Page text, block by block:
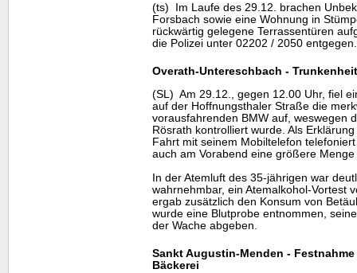
(ts) Im Laufe des 29.12. brachen
Forsbach sowie eine Wohnung in
rückwärtig gelegene Terrassentüren
die Polizei unter 02202 / 2050 entgegen.
Overath-Untereschbach -
(SL) Am 29.12., gegen 12.00 Uhr, fiel
auf der Hoffnungsthaler Straße die
vorausfahrenden BMW auf, weswegen
Rösrath kontrolliert wurde. Als
Fahrt mit seinem Mobiltelefon
auch am Vorabend eine größere
In der Atemluft des 35-jährigen war
wahrnehmbar, ein Atemalkohol-Vortest
ergab zusätzlich den Konsum von
wurde eine Blutprobe entnommen,
der Wache abgeben.
Sankt Augustin-Menden -
Bäckerei